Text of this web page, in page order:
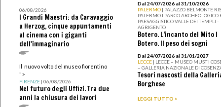
06/08/2026
I Grandi Maestri: da Caravaggio
a Herzog, cinque appuntamenti
al cinema con i giganti
dell'immaginario
Il nuovo volto del museo fiorentino
">
FIRENZE| 06/08/2026
Nel futuro degli Uffizi. Tra due
anni la chiusura dei lavori
Dal 24/07/2026 al 31/10/2026
PALERMO | PALAZZO BELMONTE
PALERMO I PARCO ARCHEOLOGICO
PAESAGGISTICO VALLE DEI TEMPLI -
AGRIGENTO
Botero. L’incanto del Mito I
Botero. Il peso dei sogni
Dal 24/07/2026 al 31/01/2027
LECCE | LECCE – MUSEO MUST I
– GALLERIA NAZIONALE DI
Tesori nascosti della
Borghese
LEGGI TUTTO >